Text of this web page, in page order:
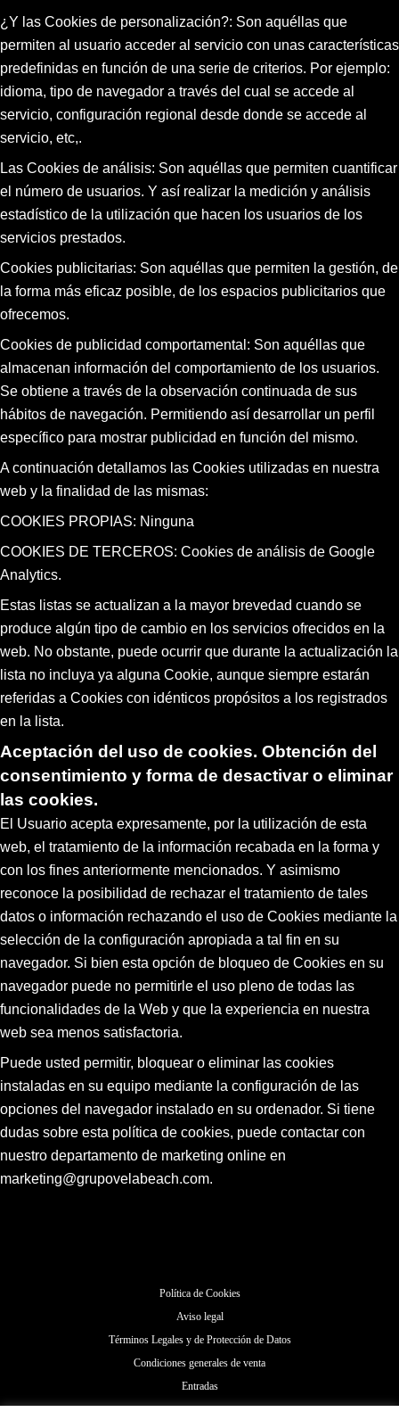
¿Y las Cookies de personalización?: Son aquéllas que
permiten al usuario acceder al servicio con unas características
predefinidas en función de una serie de criterios. Por ejemplo:
idioma, tipo de navegador a través del cual se accede al
servicio, configuración regional desde donde se accede al
servicio, etc,.
Las Cookies de análisis: Son aquéllas que permiten cuantificar
el número de usuarios. Y así realizar la medición y análisis
estadístico de la utilización que hacen los usuarios de los
servicios prestados.
Cookies publicitarias: Son aquéllas que permiten la gestión, de
la forma más eficaz posible, de los espacios publicitarios que
ofrecemos.
Cookies de publicidad comportamental: Son aquéllas que
almacenan información del comportamiento de los usuarios.
Se obtiene a través de la observación continuada de sus
hábitos de navegación. Permitiendo así desarrollar un perfil
específico para mostrar publicidad en función del mismo.
A continuación detallamos las Cookies utilizadas en nuestra
web y la finalidad de las mismas:
COOKIES PROPIAS: Ninguna
COOKIES DE TERCEROS: Cookies de análisis de Google
Analytics.
Estas listas se actualizan a la mayor brevedad cuando se
produce algún tipo de cambio en los servicios ofrecidos en la
web. No obstante, puede ocurrir que durante la actualización la
lista no incluya ya alguna Cookie, aunque siempre estarán
referidas a Cookies con idénticos propósitos a los registrados
en la lista.
Aceptación del uso de cookies. Obtención del
consentimiento y forma de desactivar o eliminar
las cookies.
El Usuario acepta expresamente, por la utilización de esta
web, el tratamiento de la información recabada en la forma y
con los fines anteriormente mencionados. Y asimismo
reconoce la posibilidad de rechazar el tratamiento de tales
datos o información rechazando el uso de Cookies mediante la
selección de la configuración apropiada a tal fin en su
navegador. Si bien esta opción de bloqueo de Cookies en su
navegador puede no permitirle el uso pleno de todas las
funcionalidades de la Web y que la experiencia en nuestra
web sea menos satisfactoria.
Puede usted permitir, bloquear o eliminar las cookies
instaladas en su equipo mediante la configuración de las
opciones del navegador instalado en su ordenador. Si tiene
dudas sobre esta política de cookies, puede contactar con
nuestro departamento de marketing online en
marketing@grupovelabeach.com.
Política de Cookies
Aviso legal
Términos Legales y de Protección de Datos
Condiciones generales de venta
Entradas